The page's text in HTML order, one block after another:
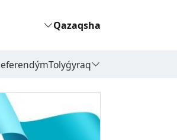
Qazaqsha
Tolyǵyraq